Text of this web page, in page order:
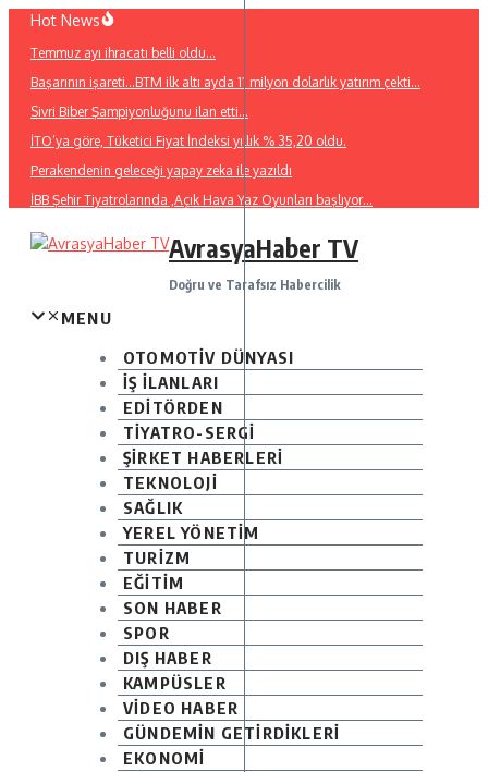
İçeriğe
Hot News
Temmuz ayı ihracatı belli oldu…
Başarının işareti…BTM ilk altı ayda 11 milyon dolarlık yatırım çekti…
Sivri Biber Şampiyonluğunu ilan etti…
İTO’ya göre, Tüketici Fiyat İndeksi yıllık % 35,20 oldu.
Perakendenin geleceği yapay zeka ile yazıldı
İBB Şehir Tiyatrolarında ,Açık Hava Yaz Oyunları başlıyor…
AvrasyaHaber TV
Doğru ve Tarafsız Habercilik
MENU
OTOMOTİV DÜNYASI
İŞ İLANLARI
EDİTÖRDEN
TİYATRO-SERGİ
ŞİRKET HABERLERİ
TEKNOLOJİ
SAĞLIK
YEREL YÖNETİM
TURİZM
EĞİTİM
SON HABER
SPOR
DIŞ HABER
KAMPÜSLER
VİDEO HABER
GÜNDEMİN GETİRDİKLERİ
EKONOMİ